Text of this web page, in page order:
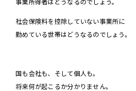
事業所得者はどうなるのでしょう。
社会保険料を控除していない事業所に
勤めている世帯はどうなるのでしょう。
国も会社も、そして個人も。
将来何が起こるか分かりません。